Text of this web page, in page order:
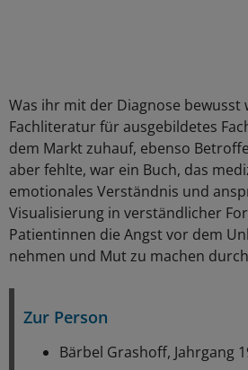
Was ihr mit der Diagnose bewusst
Fachliteratur für ausgebildetes
dem Markt zuhauf, ebenso
aber fehlte, war ein Buch, das
emotionales Verständnis und
Visualisierung in verständlicher
Patientinnen die Angst vor dem
nehmen und Mut zu machen
Zur Person
Bärbel Grashoff, Jahrgang